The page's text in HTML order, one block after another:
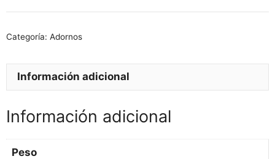
Categoría: Adornos
Información adicional
Información adicional
Peso